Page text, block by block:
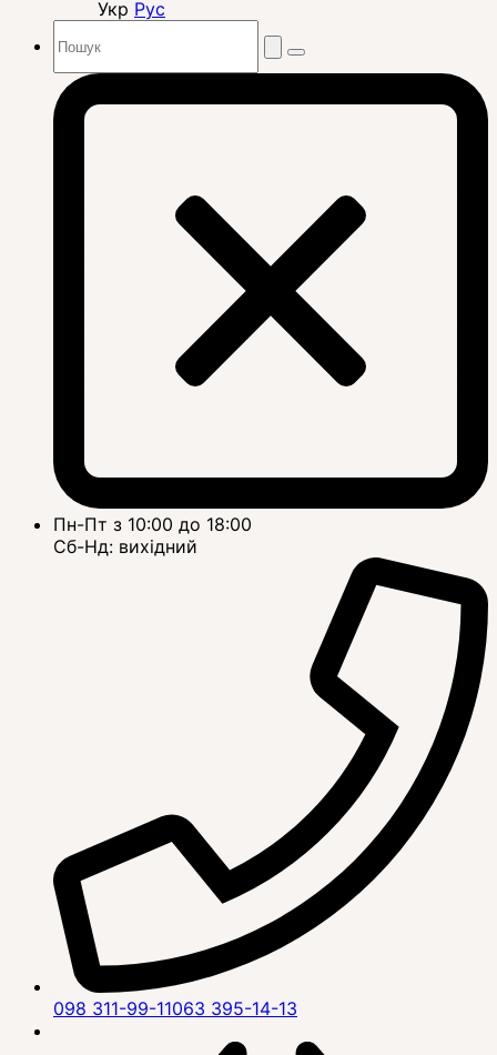
Укр Рус
Пн-Пт з 10:00 до 18:00
Сб-Нд: вихідний
098 311-99-11063 395-14-13